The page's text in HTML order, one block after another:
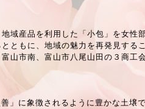
域産品を利用した「小包」を女性
ともに、地域の魅力を再発見する
山市南、富山市八尾山田の３商工
」に象徴されるように豊かな土壌